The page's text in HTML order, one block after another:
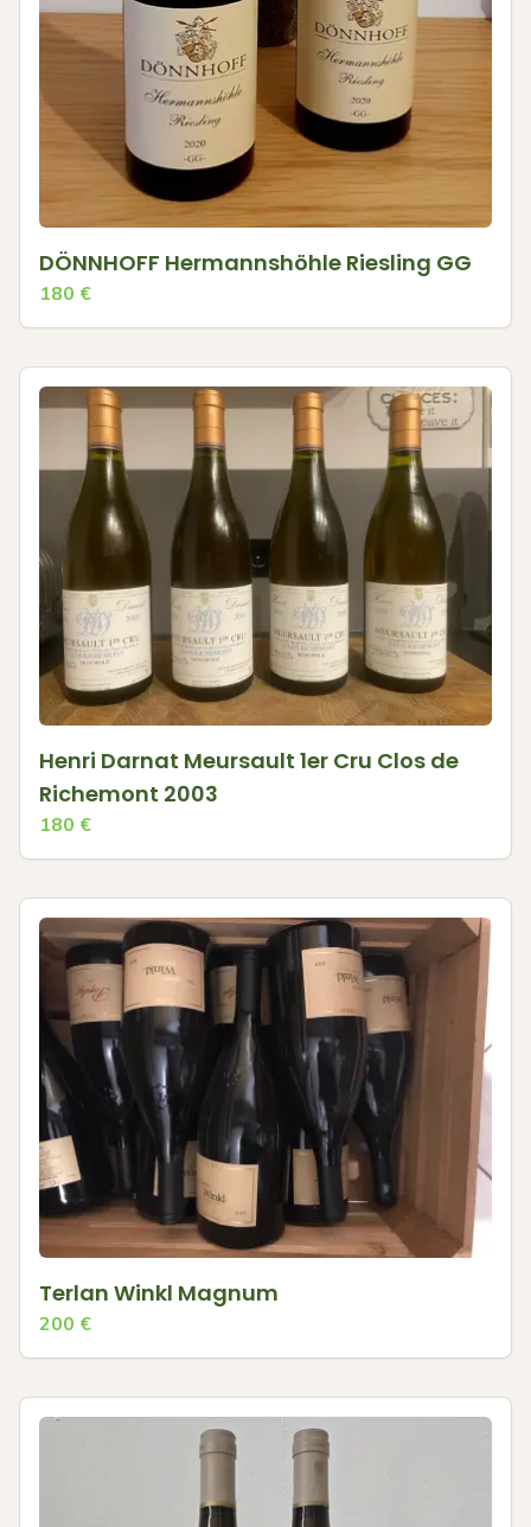
DÖNNHOFF Hermannshöhle Riesling GG
180 €
Henri Darnat Meursault 1er Cru Clos de
Richemont 2003
180 €
Terlan Winkl Magnum
200 €